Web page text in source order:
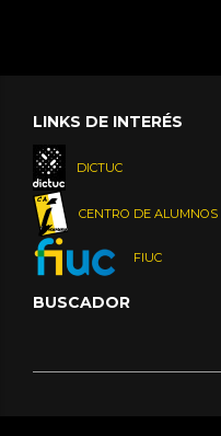
LINKS DE INTERÉS
DICTUC
CENTRO DE
FIUC
BUSCADOR